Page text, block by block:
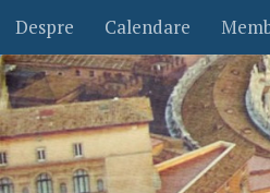
Skip to content
Despre Calendare